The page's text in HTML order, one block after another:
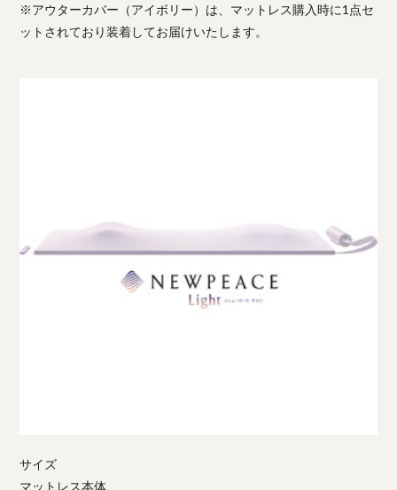
※アウターカバー（アイボリー）は、マットレス購入時に1点セ
ットされており装着してお届けいたします。
サイズ
マットレス本体